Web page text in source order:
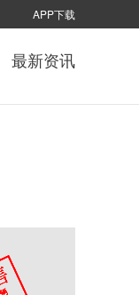
APP下载
最新资讯